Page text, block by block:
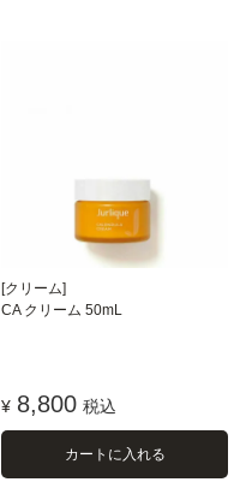
[クリーム]
CA クリーム 50mL
¥ 8,800 税込
カートに入れる